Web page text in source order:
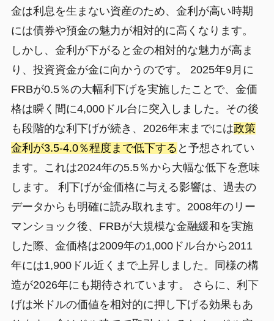
金は利息を生まない資産のため、金利が高い時期
には債券や預金の魅力が相対的に高くなります。
しかし、金利が下がると金の相対的な魅力が高ま
り、投資資金が金に向かうのです。 2025年9月に
FRBが0.5％の大幅利下げを実施したことで、金価
格は瞬く間に4,000ドル台に突入しました。その後
も段階的な利下げが続き、2026年末までには政策
金利が3.5-4.0％程度まで低下する と予想されてい
ます。これは2024年の5.5％から大幅な低下を意味
します。 利下げが金価格に与える影響は、過去の
データからも明確に読み取れます。2008年のリー
マンショック後、FRBが大規模な金融緩和を実施
した際、金価格は2009年の1,000ドル台から2011
年には1,900ドル近くまで上昇しました。同様の構
造が2026年にも期待されています。 さらに、利下
げは米ドルの価値を相対的に押し下げる効果もあ